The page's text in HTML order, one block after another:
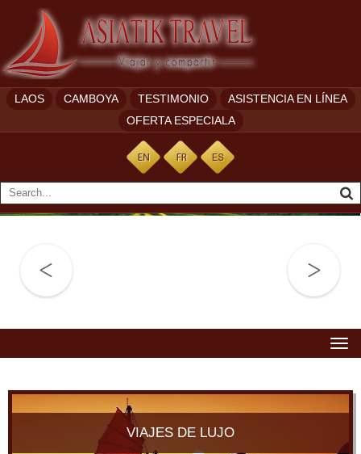
LAOS CAMBOYA TESTIMONIO
ASISTENCIA EN LÍNEA
OFERTA ESPECIALA
VIAJES DE LUJO